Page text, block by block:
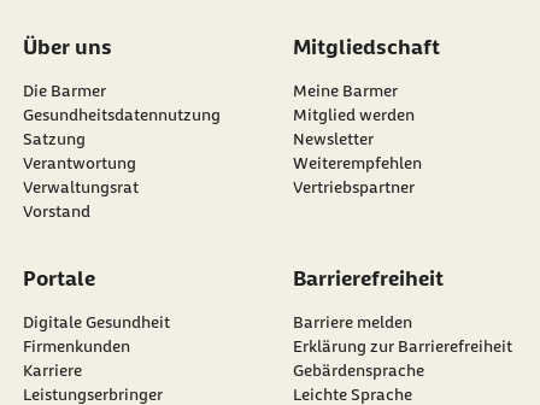
Über uns
Die Barmer
Gesundheitsdatennutzung
Satzung
Verantwortung
Verwaltungsrat
Vorstand
Mitgliedschaft
Meine Barmer
Mitglied werden
Newsletter
externer Link:
Weiterempfehlen
Vertriebspartner
Portale
Digitale Gesundheit
Firmenkunden
Karriere
Leistungserbringer
Barrierefreiheit
Barriere melden
Erklärung zur Barrierefreiheit
Gebärdensprache
Leichte Sprache